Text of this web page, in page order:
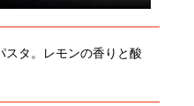
スタ。レモンの香りと酸